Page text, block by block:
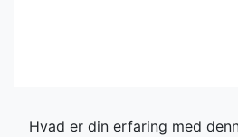
Hvad er din erfaring med